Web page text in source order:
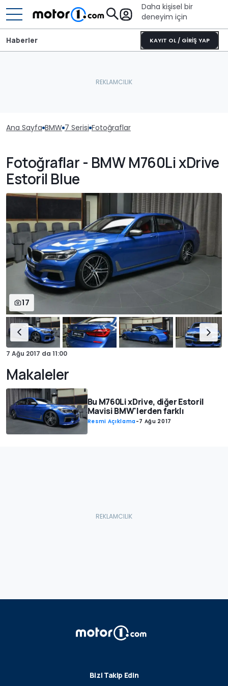
Daha kişisel bir
deneyim için
KAYIT OL / GİRİŞ YAP
Haberler
Ana Sayfa BMW 7 Serisi Fotoğraflar
Fotoğraflar - BMW M760Li xDrive
Estoril Blue
17
7 Ağu 2017 da 11:00
Makaleler
Bu M760Li xDrive, diğer Estoril
Mavisi BMW'lerden farklı
Resmi Açıklama-7 Ağu 2017
Bizi Takip Edin